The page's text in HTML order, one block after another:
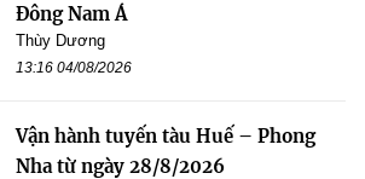
Đông Nam Á
Thùy Dương
13:16 04/08/2026
Vận hành tuyến tàu Huế – Phong
Nha từ ngày 28/8/2026